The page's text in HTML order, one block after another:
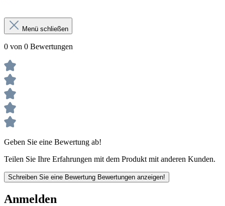
Menü schließen
0 von 0 Bewertungen
Geben Sie eine Bewertung ab!
Teilen Sie Ihre Erfahrungen mit dem Produkt mit anderen Kunden.
Schreiben Sie eine Bewertung Bewertungen anzeigen!
Anmelden